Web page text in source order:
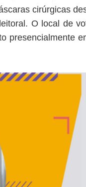
cirúrgicas
O local de
presencialmente